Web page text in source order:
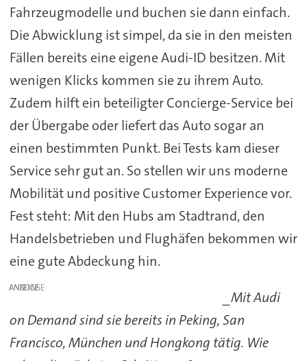
Fahrzeugmodelle und buchen sie dann einfach.
Die Abwicklung ist simpel, da sie in den meisten
Fällen bereits eine eigene Audi-ID besitzen. Mit
wenigen Klicks kommen sie zu ihrem Auto.
Zudem hilft ein beteiligter Concierge-Service bei
der Übergabe oder liefert das Auto sogar an
einen bestimmten Punkt. Bei Tests kam dieser
Service sehr gut an. So stellen wir uns moderne
Mobilität und positive Customer Experience vor.
Fest steht: Mit den Hubs am Stadtrand, den
Handelsbetrieben und Flughäfen bekommen wir
eine gute Abdeckung hin.
ANZEIGE
_Mit Audi
on Demand sind sie bereits in Peking, San
Francisco, München und Hongkong tätig. Wie